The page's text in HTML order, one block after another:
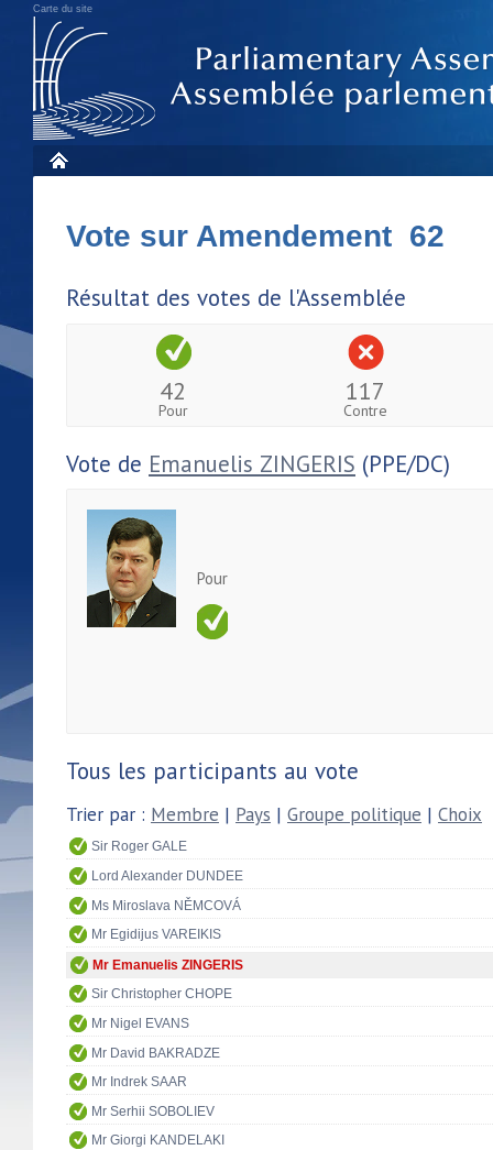
Carte du site
Vote sur Amendement 62
Résultat des votes de l'Assemblée
42
Pour
117
Contre
Vote de Emanuelis ZINGERIS (PPE/DC)
Pour
Tous les participants au vote
Trier par : Membre | Pays | Groupe politique | Choix
Sir Roger GALE
Lord Alexander DUNDEE
Ms Miroslava NĚMCOVÁ
Mr Egidijus VAREIKIS
Mr Emanuelis ZINGERIS
Sir Christopher CHOPE
Mr Nigel EVANS
Mr David BAKRADZE
Mr Indrek SAAR
Mr Serhii SOBOLIEV
Mr Giorgi KANDELAKI